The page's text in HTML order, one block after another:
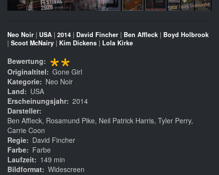
Neo Noir | USA | 2014 | David Fincher | Ben Affleck | Boyd Holbrook
| Scoot McNairy | Kim Dickens | Lola Kirke
Bewertung **
Originaltitel
Gone Girl
Kategorie
Neo Noir
Land
USA
Erscheinungsjahr 2014
Darsteller
Ben Affleck, Rosamund Pike, Neil Patrick Harris, Tyler Perry,
Carrie Coon
Regie
David Fincher
Farbe
Farbe
Laufzeit
149 min
Bildformat Widescreen